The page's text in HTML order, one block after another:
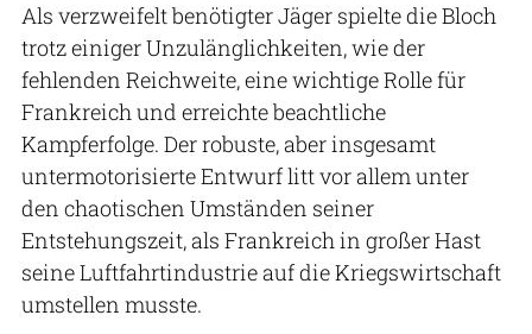
Als verzweifelt benötigter Jäger spielte die Bloch
trotz einiger Unzulänglichkeiten, wie der
fehlenden Reichweite, eine wichtige Rolle für
Frankreich und erreichte beachtliche
Kampferfolge. Der robuste, aber insgesamt
untermotorisierte Entwurf litt vor allem unter
den chaotischen Umständen seiner
Entstehungszeit, als Frankreich in großer Hast
seine Luftfahrtindustrie auf die Kriegswirtschaft
umstellen musste.